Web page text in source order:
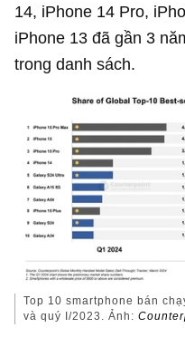
14, iPhone 14 Pro,
iPhone 13 đã gần 3
trong danh sách.
Top 10 smartphone bán
và quý I/2023. Ảnh: